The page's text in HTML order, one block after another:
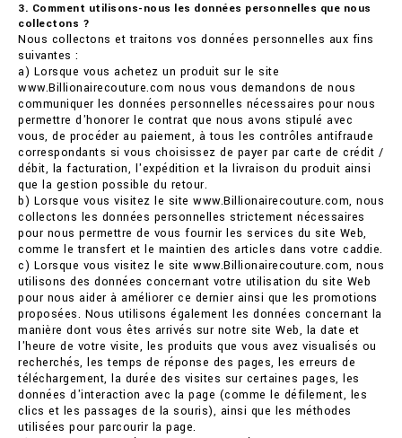
3. Comment utilisons-nous les données personnelles que nous
collectons ?
Nous collectons et traitons vos données personnelles aux fins
suivantes :
a) Lorsque vous achetez un produit sur le site
www.Billionairecouture.com nous vous demandons de nous
communiquer les données personnelles nécessaires pour nous
permettre d'honorer le contrat que nous avons stipulé avec
vous, de procéder au paiement, à tous les contrôles antifraude
correspondants si vous choisissez de payer par carte de crédit /
débit, la facturation, l'expédition et la livraison du produit ainsi
que la gestion possible du retour.
b) Lorsque vous visitez le site www.Billionairecouture.com, nous
collectons les données personnelles strictement nécessaires
pour nous permettre de vous fournir les services du site Web,
comme le transfert et le maintien des articles dans votre caddie.
c) Lorsque vous visitez le site www.Billionairecouture.com, nous
utilisons des données concernant votre utilisation du site Web
pour nous aider à améliorer ce dernier ainsi que les promotions
proposées. Nous utilisons également les données concernant la
manière dont vous êtes arrivés sur notre site Web, la date et
l'heure de votre visite, les produits que vous avez visualisés ou
recherchés, les temps de réponse des pages, les erreurs de
téléchargement, la durée des visites sur certaines pages, les
données d'interaction avec la page (comme le défilement, les
clics et les passages de la souris), ainsi que les méthodes
utilisées pour parcourir la page.